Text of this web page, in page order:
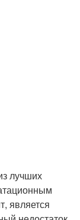
лучших
является